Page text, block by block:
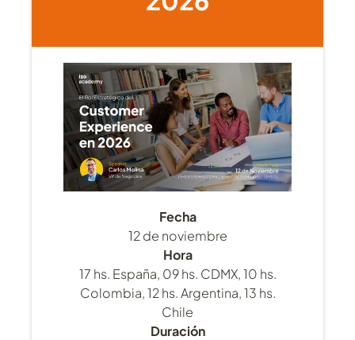
Fecha
12 de noviembre
Hora
17 hs. España, 09 hs. CDMX, 10 hs.
Colombia, 12 hs. Argentina, 13 hs.
Chile
Duración